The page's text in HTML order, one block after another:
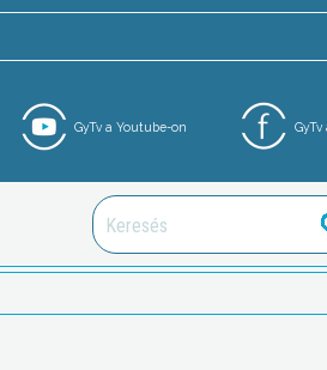
GyTv
GyTv a Youtube-on